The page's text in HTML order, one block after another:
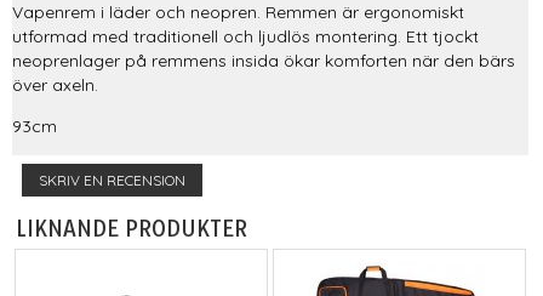
Vapenrem i läder och neopren. Remmen är ergonomiskt
utformad med traditionell och ljudlös montering. Ett tjockt
neoprenlager på remmens insida ökar komforten när den bärs
över axeln.
93cm
SKRIV EN RECENSION
LIKNANDE PRODUKTER